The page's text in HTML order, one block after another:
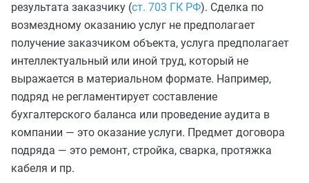
результата заказчику (ст. 703 ГК РФ). Сделка по
возмездному оказанию услуг не предполагает
получение заказчиком объекта, услуга предполагает
интеллектуальный или иной труд, который не
выражается в материальном формате. Например,
подряд не регламентирует составление
бухгалтерского баланса или проведение аудита в
компании — это оказание услуги. Предмет договора
подряда — это ремонт, стройка, сварка, протяжка
кабеля и пр.